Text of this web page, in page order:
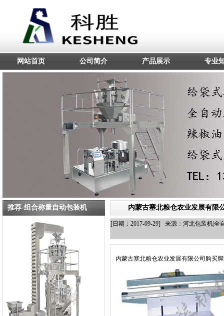
网站首页 公司简介 产品展示 专业
推荐-组合称量自动包装机 内蒙古塞北粮仓农业发展有限
[日期：2017-09-29] 来源：河北包装机|全
内蒙古塞北粮仓农业发展有限公司购买